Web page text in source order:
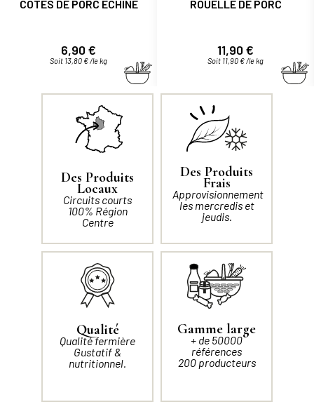
CÔTES DE PORC ÉCHINE
Prix
6,90 €
Soit 13,80 € /le kg
ROUELLE DE PORC
Prix
11,90 €
Soit 11,90 € /le kg
Des Produits
Locaux
Circuits courts
100% Région
Centre
Des Produits
Frais
Approvisionnement
les mercredis et
jeudis.
Qualité
Qualité fermière
Gustatif &
nutritionnel.
Gamme large
+ de 50000
références
200 producteurs